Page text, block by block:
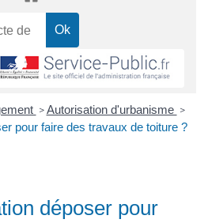
> Autorisation d'urbanisme >
pour faire des travaux de toiture ?
déposer pour